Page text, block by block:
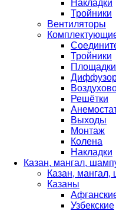
Накладки
Тройники
Вентиляторы
Тройники
Площадки
Решётки
Выходы
Монтаж
Колена
Накладки
Казан, мангал,
Казан,
Казаны
Узбекские